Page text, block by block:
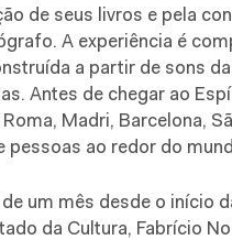
de seus livros e pela
A experiência é
a partir de sons
Antes de chegar ao
Madri, Barcelona,
pessoas ao redor do
um mês desde o início
da Cultura, Fabrício